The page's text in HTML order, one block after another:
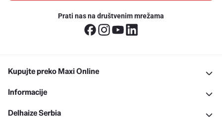
Prati nas na društvenim mrežama
Kupujte preko Maxi Online
Informacije
Delhaize Serbia